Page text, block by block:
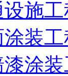
施
装
涂